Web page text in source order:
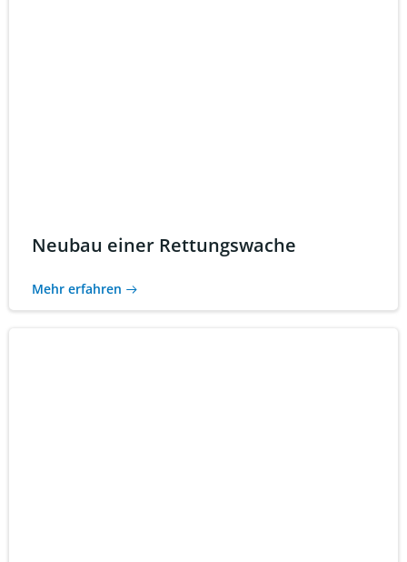
Neubau einer Rettungswache
Mehr erfahren